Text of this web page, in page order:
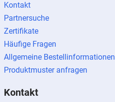
Kontakt
Partnersuche
Zertifikate
Häufige Fragen
Allgemeine Bestellinformationen
Produktmuster anfragen
Kontakt